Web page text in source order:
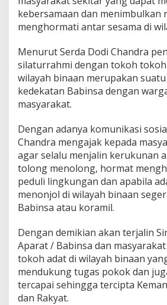
kebersamaan dan menimbulkan
menghormati antar sesama di
Menurut Serda Dodi Chandra
silaturrahmi dengan tokoh
wilayah binaan merupakan
kedekatan Babinsa dengan
masyarakat.
Dengan adanya komunikasi
Chandra mengajak kepada
agar selalu menjalin kerukunan
tolong menolong, hormat
peduli lingkungan dan apabila
menonjol di wilayah binaan
Babinsa atau koramil.
Dengan demikian akan terjalin
Aparat / Babinsa dan
tokoh adat di wilayah binaan
mendukung tugas pokok dan
tercapai sehingga tercipta
dan Rakyat.